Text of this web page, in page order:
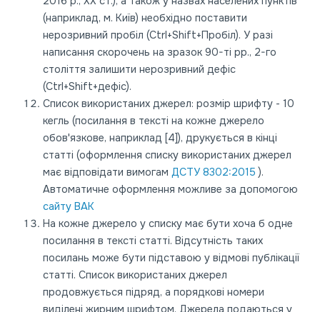
(наприклад, м. Київ) необхідно поставити
нерозривний пробіл (Ctrl+Shift+Пробіл). У разі
написання скорочень на зразок 90-ті рр., 2-го
століття залишити нерозривний дефіс
(Ctrl+Shift+дефіс).
Список використаних джерел: розмір шрифту - 10
кегль (посилання в тексті на кожне джерело
обов'язкове, наприклад [4]), друкується в кінці
статті (оформлення списку використаних джерел
має відповідати вимогам ДСТУ 8302:2015 ).
Автоматичне оформлення можливе за допомогою
сайту ВАК
На кожне джерело у списку має бути хоча б одне
посилання в тексті статті. Відсутність таких
посилань може бути підставою у відмові публікації
статті. Список використаних джерел
продовжується підряд, а порядкові номери
виділені жирним шрифтом. Джерела подаються у